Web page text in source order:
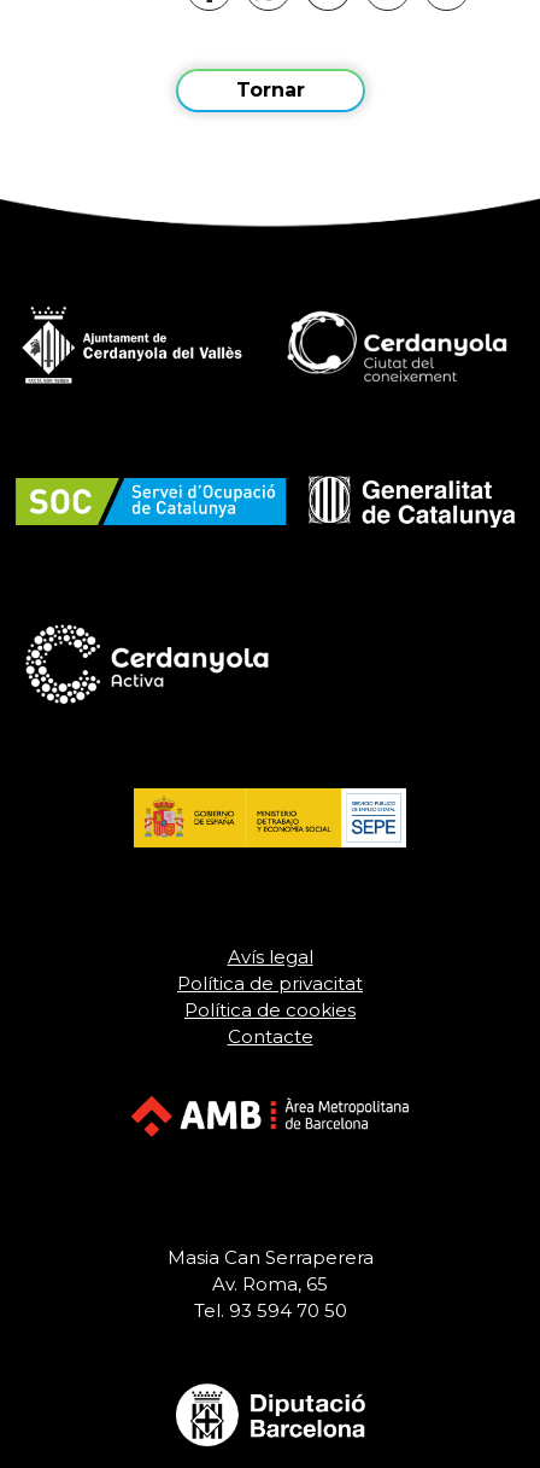
Tornar
Avís legal
Política de privacitat
Política de cookies
Contacte
Masia Can Serraperera
Av. Roma, 65
Tel. 93 594 70 50